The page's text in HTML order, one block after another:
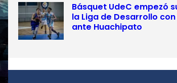
Básquet UdeC empezó
la Liga de Desarrollo
ante Huachipato